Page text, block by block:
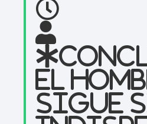
el
sigue